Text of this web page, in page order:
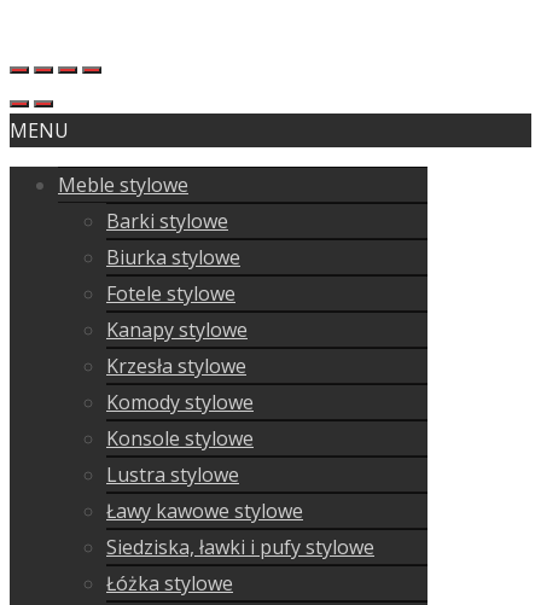
MENU
Meble stylowe
Barki stylowe
Biurka stylowe
Fotele stylowe
Kanapy stylowe
Krzesła stylowe
Komody stylowe
Konsole stylowe
Lustra stylowe
Ławy kawowe stylowe
Siedziska, ławki i pufy stylowe
Łóżka stylowe